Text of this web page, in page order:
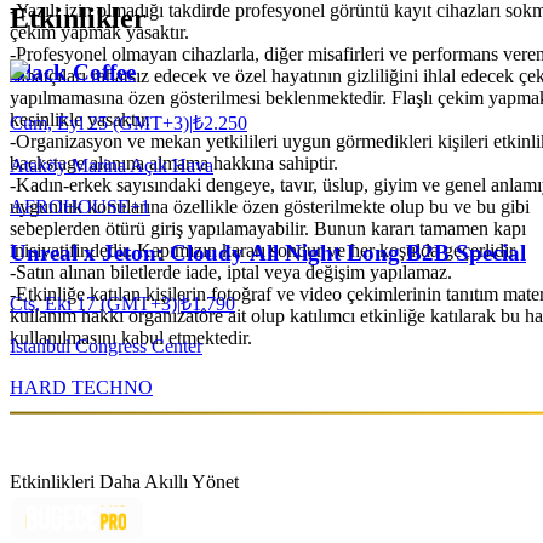
-Yazılı izin olmadığı takdirde profesyonel görüntü kayıt cihazları
çekim yapmak yasaktır.
-Profesyonel olmayan cihazlarla, diğer misafirleri ve performans veren
sanatçıları rahatsız edecek ve özel hayatının gizliliğini ihlal edecek
yapılmamasına özen gösterilmesi beklenmektedir. Flaşlı çekim
kesinlikle yasaktır.
-Organizasyon ve mekan yetkilileri uygun görmedikleri kişileri
backstage alanına almama hakkına sahiptir.
-Kadın-erkek sayısındaki dengeye, tavır, üslup, giyim ve genel
uygunluk konularına özellikle özen gösterilmekte olup bu ve bu gibi
sebeplerden ötürü giriş yapılamayabilir. Bunun kararı tamamen kapı
inisiyatifindedir. Kapımızın kararı sondur ve her koşulda geçerlidir.
-Satın alınan biletlerde iade, iptal veya değişim yapılamaz.
-Etkinliğe katılan kişilerin fotoğraf ve video çekimlerinin tanıtım
kullanım hakkı organizatöre ait olup katılımcı etkinliğe katılarak bu
kullanılmasını kabul etmektedir.
Etkinlikler
Black Coffee
Cum, Eyl 25 (GMT+3)|₺2.250
Ataköy Marina Açık Hava
AFROHOUSE+1
Unreal x Jeton: Cloudy All Night Long B2B Special
Cts, Eki 17 (GMT+3)|₺1.790
Istanbul Congress Center
HARD TECHNO
Etkinlikleri Daha Akıllı Yönet